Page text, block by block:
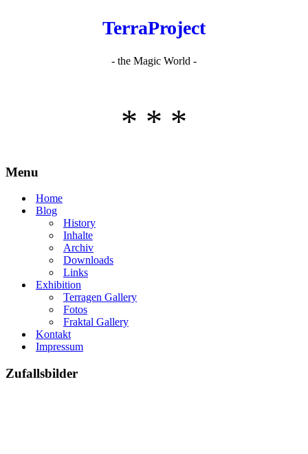
TerraProject
- the Magic World -
* * *
Menu
Home
Blog
History
Inhalte
Archiv
Downloads
Links
Exhibition
Terragen Gallery
Fotos
Fraktal Gallery
Kontakt
Impressum
Zufallsbilder